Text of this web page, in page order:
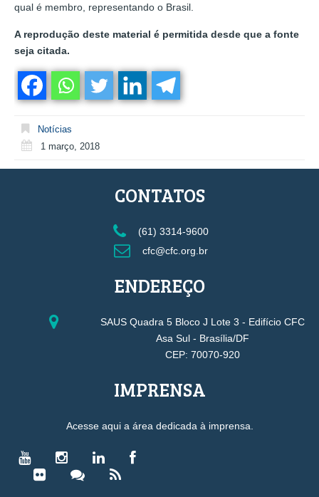
qual é membro, representando o Brasil.
A reprodução deste material é permitida desde que a fonte
seja citada.
Notícias
1 março, 2018
CONTATOS
(61) 3314-9600
cfc@cfc.org.br
ENDEREÇO
SAUS Quadra 5 Bloco J Lote 3 - Edifício CFC
Asa Sul - Brasília/DF
CEP: 70070-920
IMPRENSA
Acesse aqui a área dedicada à imprensa.